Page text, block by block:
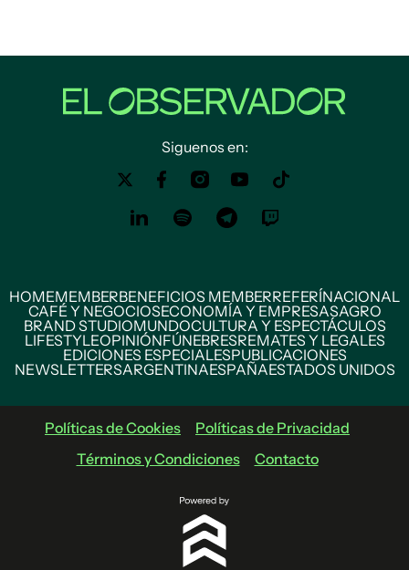
Siguenos en:
HOMEMEMBERBENEFICIOS MEMBERREFERÍNACIONAL
CAFÉ Y NEGOCIOSECONOMÍA Y EMPRESASAGRO
BRAND STUDIOMUNDOCULTURA Y ESPECTÁCULOS
LIFESTYLEOPINIÓNFÚNEBRESREMATES Y LEGALES
EDICIONES ESPECIALESPUBLICACIONES
NEWSLETTERSARGENTINAESPAÑAESTADOS UNIDOS
Políticas de Cookies
Políticas de Privacidad
Términos y Condiciones
Contacto